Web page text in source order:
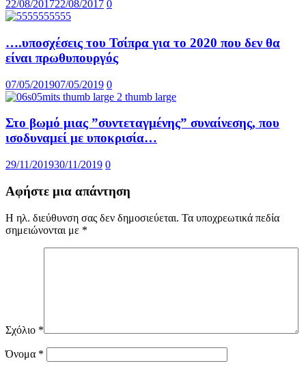
22/08/201722/08/2017 0
….υποσχέσεις του Τσίπρα για το 2020 που δεν θα
είναι πρωθυπουργός
07/05/201907/05/2019 0
Στο βωμό μιας ”συντεταγμένης” συναίνεσης, που
ισοδυναμεί με υποκρισία…
29/11/201930/11/2019 0
Αφήστε μια απάντηση
Η ηλ. διεύθυνση σας δεν δημοσιεύεται. Τα υποχρεωτικά πεδία
σημειώνονται με *
Σχόλιο *
Όνομα *